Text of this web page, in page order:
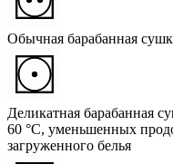
Обычная барабанная
Деликатная барабанная
60 °C, уменьшенных
загруженного белья